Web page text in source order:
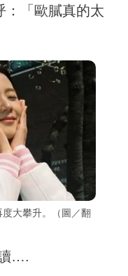
：「歐膩真的太
大攀升。（圖／翻
….